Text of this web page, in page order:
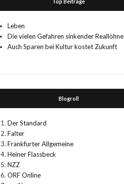
Leben
Die vielen Gefahren sinkender Reallöhne
Auch Sparen bei Kultur kostet Zukunft
Blogroll
Der Standard
Falter
Frankfurter Allgemeine
Heiner Flassbeck
NZZ
ORF Online